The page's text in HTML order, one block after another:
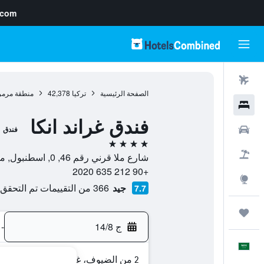
الصفحة الرئيسية تركيا 42,378 منطقة
فندق غراند انكا فندق
4 نجوم
شارع ملا قرني رقم 46, 0, اسطنبول, محافظة إسطنبول, تركيا
+90 212 635 2020
7.7 جيد 366 من التقييمات تم التحقق منها
ج 14/8 -
2 من الضيوف، غرفة واحدة